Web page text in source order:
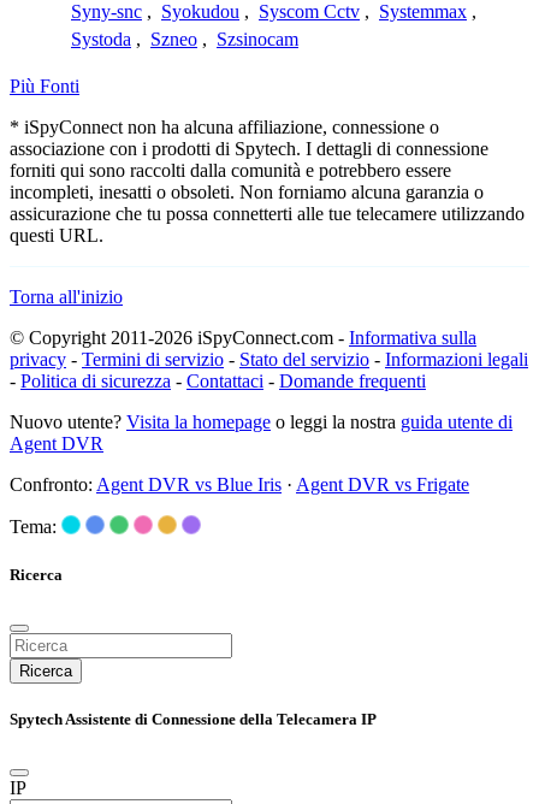
Syny-snc , Syokudou , Syscom Cctv , Systemmax ,
Systoda , Szneo , Szsinocam
Più Fonti
* iSpyConnect non ha alcuna affiliazione, connessione o
associazione con i prodotti di Spytech. I dettagli di connessione
forniti qui sono raccolti dalla comunità e potrebbero essere
incompleti, inesatti o obsoleti. Non forniamo alcuna garanzia o
assicurazione che tu possa connetterti alle tue telecamere utilizzando
questi URL.
Torna all'inizio
© Copyright 2011-2026 iSpyConnect.com - Informativa sulla
privacy - Termini di servizio - Stato del servizio - Informazioni legali
- Politica di sicurezza - Contattaci - Domande frequenti
Nuovo utente? Visita la homepage o leggi la nostra guida utente di
Agent DVR
Confronto: Agent DVR vs Blue Iris · Agent DVR vs Frigate
Tema:
Ricerca
Ricerca
Spytech Assistente di Connessione della Telecamera IP
IP